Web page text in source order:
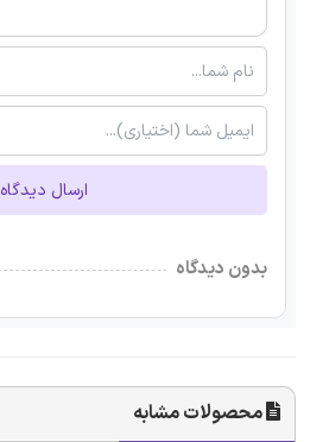
ارسال دیدگاه
بدون دیدگاه
محصولات مشابه